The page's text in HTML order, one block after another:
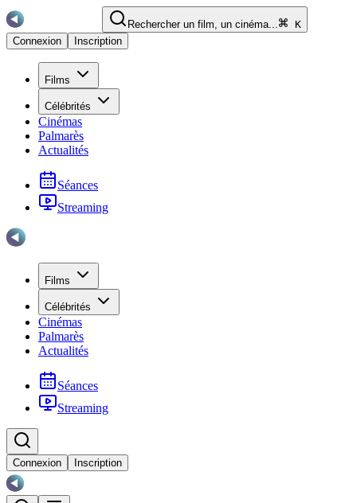
Rechercher un film, un cinéma...
K
Connexion
Inscription
Films
Célébrités
Cinémas
Palmarès
Actualités
Séances
Streaming
Films
Célébrités
Cinémas
Palmarès
Actualités
Séances
Streaming
Connexion Inscription